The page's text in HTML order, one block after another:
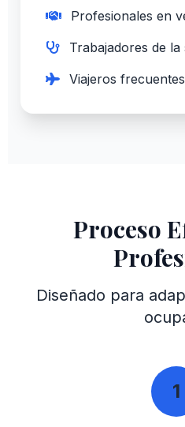
Profesionales en
Trabajadores de la
Viajeros frecuentes
Proceso
Diseñado para
1